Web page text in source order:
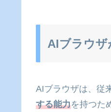
AIブラウザ
AIブラウザは、従
する能力を持つた